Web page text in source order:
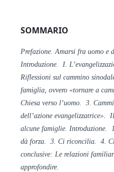
SOMMARIO
Prefazione. Amarsi fra uomo e
Introduzione. I.
Riflessioni sul cammino
famiglia, ovvero «tornare a
Chiesa verso l’uomo. 3.
dell’azione evangelizzatrice».
alcune famiglie.
dà forza. 3. Ci riconcilia. 4.
conclusive: Le relazioni
approfondire.